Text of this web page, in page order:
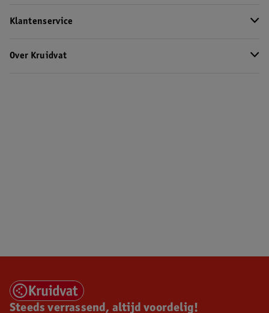
Klantenservice
Over Kruidvat
Steeds verrassend, altijd voordelig!